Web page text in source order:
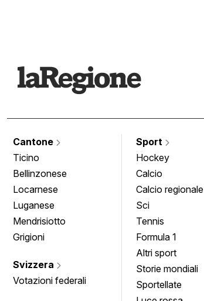
Cantone
Ticino
Bellinzonese
Locarnese
Luganese
Mendrisiotto
Grigioni
Svizzera
Votazioni federali
Sport
Hockey
Calcio
Calcio regionale
Sci
Tennis
Formula 1
Altri sport
Storie mondiali
Sportellate